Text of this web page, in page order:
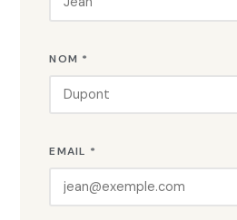
NOM *
EMAIL *